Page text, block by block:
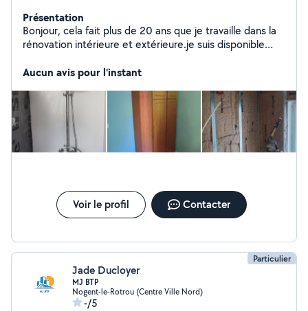
Présentation
Bonjour, cela fait plus de 20 ans que je travaille dans la
rénovation intérieure et extérieure.je suis disponible
projets
Aucun avis pour l'instant
Voir le profil Contacter
Particulier
Jade Ducloyer
MJ BTP
Nogent-le-Rotrou (Centre Ville Nord)
-/5